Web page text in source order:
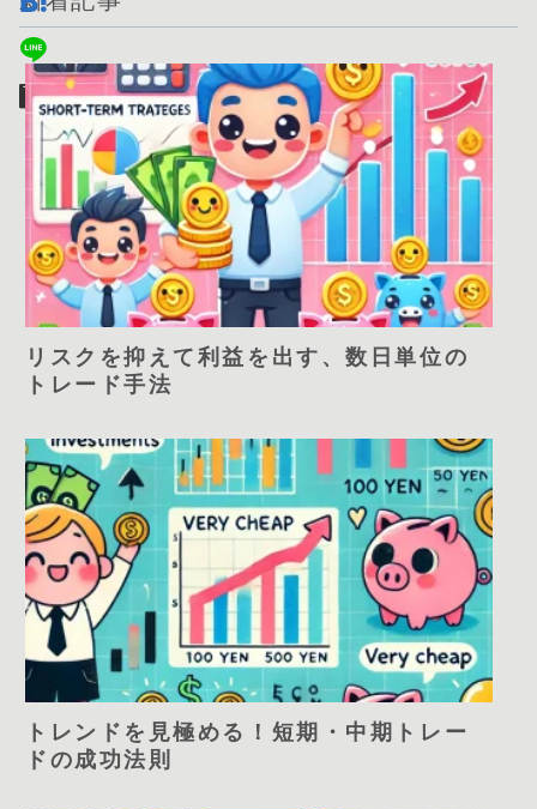
リスクを抑えて利益を出す、数日単位の
トレード手法
トレンドを見極める！短期・中期トレー
ドの成功法則